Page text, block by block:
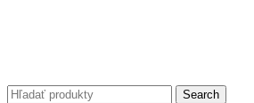
Search